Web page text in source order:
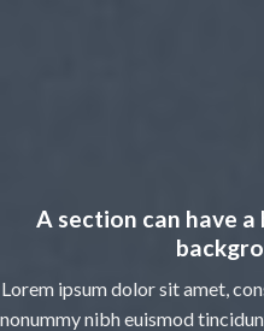
A section can have
Lorem ipsum dolor sit amet,
nonummy nibh euismod